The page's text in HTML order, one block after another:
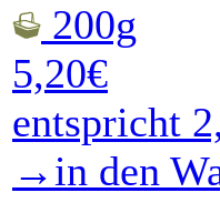
200g
5,20€
entspricht
→in den